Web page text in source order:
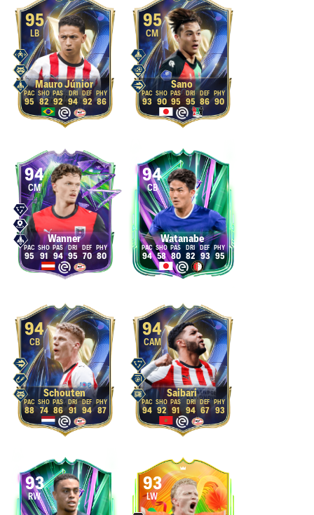
95
LB
Mauro Júnior
95 82 92 94 92 86
95
CM
Sano
93 90 95 95 86 90
94
CM
Wanner
95 91 94 95 70 80
94
CB
Watanabe
94 58 80 82 93 95
94
CB
Schouten
88 74 86 91 94 87
94
CAM
Saibari
94 92 91 94 67 93
93
RW
93
LW